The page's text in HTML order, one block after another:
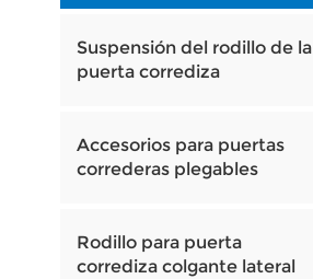
Suspensión del rodillo de la
puerta corrediza
Accesorios para puertas
correderas plegables
Rodillo para puerta
corrediza colgante lateral